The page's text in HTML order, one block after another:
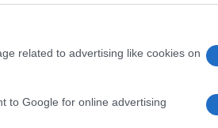
related to advertising like cookies on
to Google for online advertising
Sociale (band),
(attore), Emma
Francesca
Negramaro (band),
Paci (cantante),
Petrini